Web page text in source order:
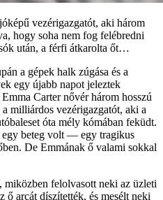
vezérigazgatót, aki három
hogy soha nem fog felébredni
után, a férfi átkarolta őt…
a gépek halk zúgása és a
egy újabb napot jeleztek
Carter nővér három hosszú
milliárdos vezérigazgatót, aki a
óta mély kómában feküdt.
egy beteg volt — egy tragikus
De Emmának ő valami sokkal
miközben felolvasott neki az üzleti
ő arcát díszítették, és mesélt neki